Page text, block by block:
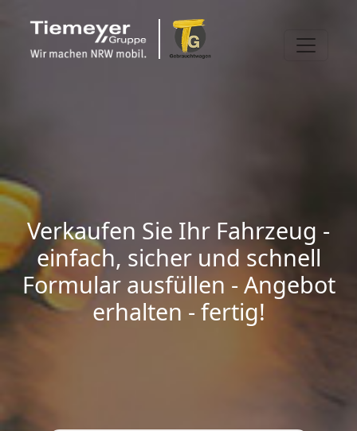
Verkaufen Sie Ihr Fahrzeug -
einfach, sicher und schnell
Formular ausfüllen - Angebot
erhalten - fertig!